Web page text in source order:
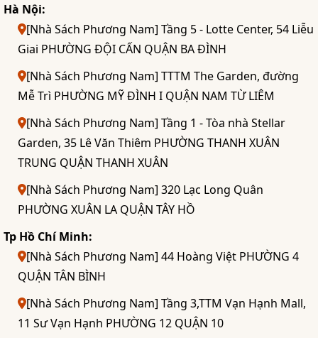
Hà Nội:
[Nhà Sách Phương Nam] Tầng 5 - Lotte Center, 54 Liễu
Giai PHƯỜNG ĐỘI CẤN QUẬN BA ĐÌNH
[Nhà Sách Phương Nam] TTTM The Garden, đường
Mễ Trì PHƯỜNG MỸ ĐÌNH I QUẬN NAM TỪ LIÊM
[Nhà Sách Phương Nam] Tầng 1 - Tòa nhà Stellar
Garden, 35 Lê Văn Thiêm PHƯỜNG THANH XUÂN
TRUNG QUẬN THANH XUÂN
[Nhà Sách Phương Nam] 320 Lạc Long Quân
PHƯỜNG XUÂN LA QUẬN TÂY HỒ
Tp Hồ Chí Minh:
[Nhà Sách Phương Nam] 44 Hoàng Việt PHƯỜNG 4
QUẬN TÂN BÌNH
[Nhà Sách Phương Nam] Tầng 3,TTM Vạn Hạnh Mall,
11 Sư Vạn Hạnh PHƯỜNG 12 QUẬN 10